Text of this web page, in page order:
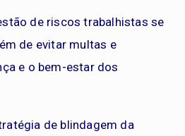
de riscos trabalhistas se
de evitar multas e
e o bem-estar dos
de blindagem da